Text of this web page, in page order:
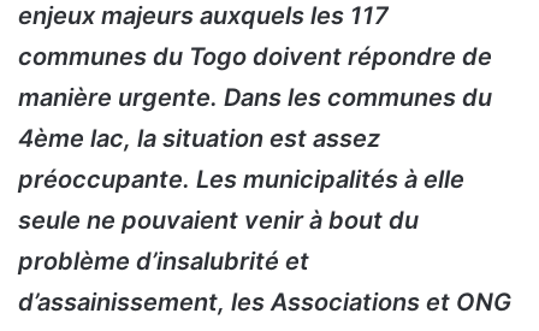
enjeux majeurs auxquels les 117
communes du Togo doivent répondre de
manière urgente. Dans les communes du
4ème lac, la situation est assez
préoccupante. Les municipalités à elle
seule ne pouvaient venir à bout du
problème d’insalubrité et
d’assainissement, les Associations et ONG